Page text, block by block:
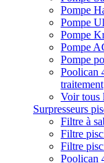
Pompe
Pompe
Pompe
Pompe
Pompe
Poolican
traitement
Voir tous
Surpresseurs
Filtre à
Filtre
Filtre
Poolican